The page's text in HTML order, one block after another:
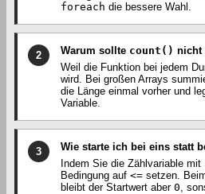
foreach die bessere Wahl.
2 Warum sollte count() nicht
Weil die Funktion bei jedem
wird. Bei großen Arrays
die Länge einmal vorher und
Variable.
3
Wie starte ich bei eins statt
Indem Sie die Zählvariable mit
Bedingung auf <= setzen.
bleibt der Startwert aber 0 ,